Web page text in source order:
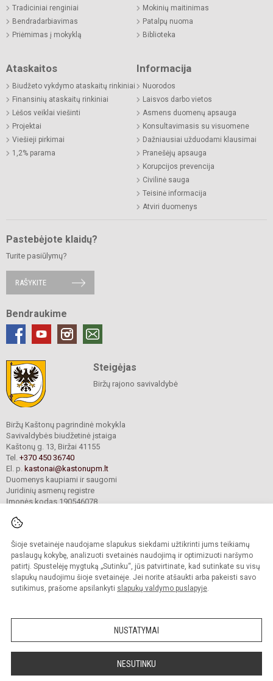
Šioje svetainėje naudojame slapukus siekdami užtikrinti jums teikiamų
paslaugų kokybę, analizuoti svetainės naudojimą ir optimizuoti naršymo
patirtį. Spustelėję mygtuką „Sutinku“, jūs patvirtinate, kad sutinkate su visų
slapukų naudojimu šioje svetainėje. Jei norite atšaukti arba pakeisti savo
sutikimus, prašome apsilankyti slapukų valdymo puslapyje.
NUSTATYMAI
NESUTINKU
Tradiciniai renginiai
Bendradarbiavimas
Priėmimas į mokyklą
Mokinių maitinimas
Patalpų nuoma
Biblioteka
Ataskaitos
Biudžeto vykdymo ataskaitų rinkiniai
Finansinių ataskaitų rinkiniai
Lėšos veiklai viešinti
Projektai
Viešieji pirkimai
1,2% parama
Informacija
Nuorodos
Laisvos darbo vietos
Asmens duomenų apsauga
Konsultavimasis su visuomene
Dažniausiai užduodami klausimai
Pranešėjų apsauga
Korupcijos prevencija
Civilinė sauga
Teisinė informacija
Atviri duomenys
Pastebėjote klaidų?
Turite pasiūlymų?
RAŠYKITE
Bendraukime
Steigėjas
Biržų rajono savivaldybė
Biržų Kaštonų pagrindinė mokykla
Savivaldybės biudžetinė įstaiga
Kaštonų g. 13, Biržai 41155
Tel. +370 450 36740
El. p. kastonai@kastonupm.lt
Duomenys kaupiami ir saugomi
Juridinių asmenų registre
Įmonės kodas 190546078
© 2024. Biržų Kaštonų pagrindinė mokykla. Visos teisės saugomos.
Kopijuoti turinį be raštiško įstaigos administracijos sutikimo griežtai draudžiama.
Prieinamumo paraiška Slapukų valdymas
Sumanus būdas atnaujinti